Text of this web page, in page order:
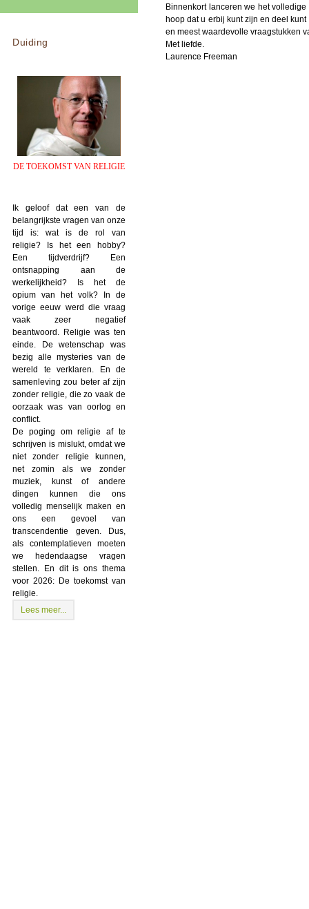
Duiding
DE TOEKOMST VAN RELIGIE
Ik geloof dat een van de
belangrijkste vragen van onze
tijd is: wat is de rol van
religie? Is het een hobby?
Een tijdverdrijf? Een
ontsnapping aan de
werkelijkheid? Is het de
opium van het volk? In de
vorige eeuw werd die vraag
vaak zeer negatief
beantwoord. Religie was ten
einde. De wetenschap was
bezig alle mysteries van de
wereld te verklaren. En de
samenleving zou beter af zijn
zonder religie, die zo vaak de
oorzaak was van oorlog en
conflict.
De poging om religie af te
schrijven is mislukt, omdat we
niet zonder religie kunnen,
net zomin als we zonder
muziek, kunst of andere
dingen kunnen die ons
volledig menselijk maken en
ons een gevoel van
transcendentie geven. Dus,
als contemplatieven moeten
we hedendaagse vragen
stellen. En dit is ons thema
voor 2026: De toekomst van
religie.
Lees meer...
Binnenkort lanceren we het
hoop dat u erbij kunt zijn en deel
en meest waardevolle vraagstukken
Met liefde.
Laurence Freeman